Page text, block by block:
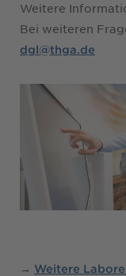
Weitere
Bei weiteren
dgl@thga.de
→ Weitere